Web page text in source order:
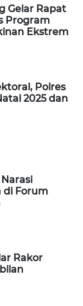
Gelar Rapat
Program
Ekstrem
Polres
2025 dan
di Forum
Rakor